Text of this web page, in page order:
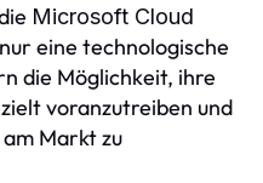
Microsoft Cloud
eine technologische
die Möglichkeit, ihre
voranzutreiben und
Markt zu